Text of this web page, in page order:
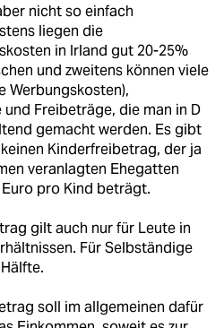
nicht so einfach
liegen die
in Irland gut 20-25%
und zweitens können viele
Werbungskosten),
Freibeträge, die man in D
gemacht werden. Es gibt
Kinderfreibetrag, der ja
veranlagten Ehegatten
pro Kind beträgt.
gilt auch nur für Leute in
Für Selbständige
soll im allgemeinen dafür